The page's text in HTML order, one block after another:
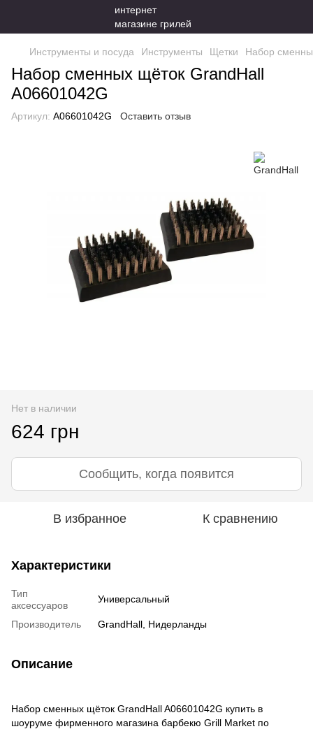
Инструменты и посуда Инструменты Щетки Набор
Набор сменных щёток GrandHall
A06601042G
Артикул: A06601042G Оставить отзыв
Нет в наличии
624 грн
Сообщить, когда появится
В избранное К сравнению
Характеристики
Тип
аксессуаров
Универсальный
Производитель GrandHall, Нидерланды
Описание
Набор сменных щёток GrandHall A06601042G купить в
шоуруме фирменного магазина барбекю Grill Market по